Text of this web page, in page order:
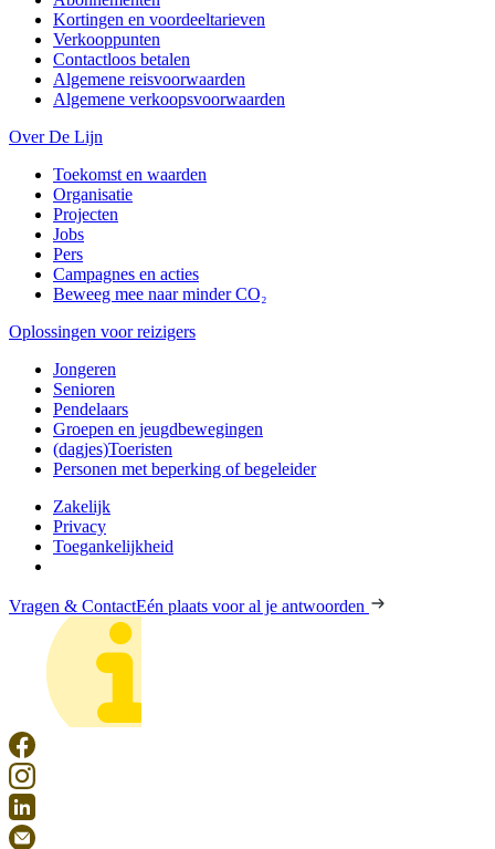
Kortingen en voordeeltarieven
Verkooppunten
Contactloos betalen
Algemene reisvoorwaarden
Algemene verkoopsvoorwaarden
Over De Lijn
Toekomst en waarden
Organisatie
Projecten
Jobs
Pers
Campagnes en acties
Beweeg mee naar minder CO₂
Oplossingen voor reizigers
Jongeren
Senioren
Pendelaars
Groepen en jeugdbewegingen
(dagjes)Toeristen
Personen met beperking of begeleider
Zakelijk
Privacy
Toegankelijkheid
Vragen & ContactEén plaats voor al je antwoorden